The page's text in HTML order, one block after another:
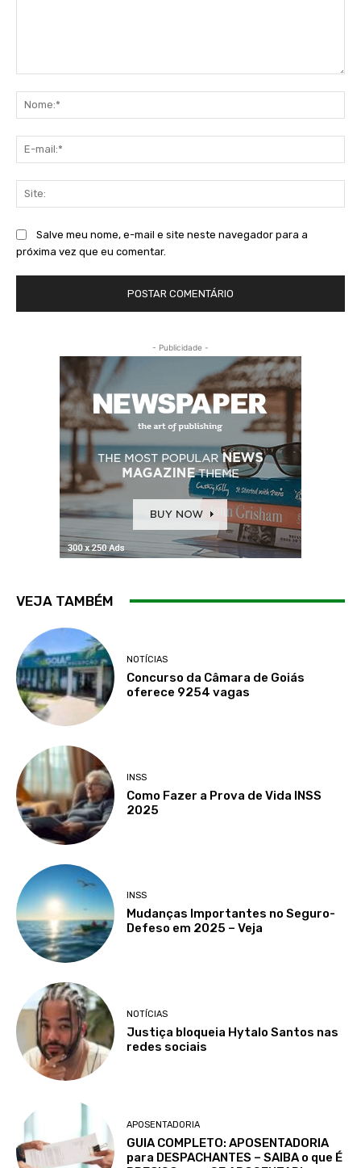
Salve meu nome, e-mail e site neste navegador para a
próxima vez que eu comentar.
- Publicidade -
VEJA TAMBÉM
NOTÍCIAS
Concurso da Câmara de Goiás
oferece 9254 vagas
INSS
Como Fazer a Prova de Vida INSS
2025
INSS
Mudanças Importantes no Seguro-
Defeso em 2025 – Veja
NOTÍCIAS
Justiça bloqueia Hytalo Santos nas
redes sociais
APOSENTADORIA
GUIA COMPLETO: APOSENTADORIA
para DESPACHANTES – SAIBA o que É